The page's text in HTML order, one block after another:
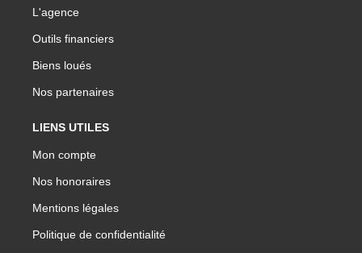
L'agence
Outils financiers
Biens loués
Nos partenaires
LIENS UTILES
Mon compte
Nos honoraires
Mentions légales
Politique de confidentialité